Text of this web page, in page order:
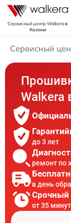
Сервисный центр Walkeraв
Казани
Сервисный
Walkera
до 3 лет
ремонт по
в день
Срочный
от 35 минут